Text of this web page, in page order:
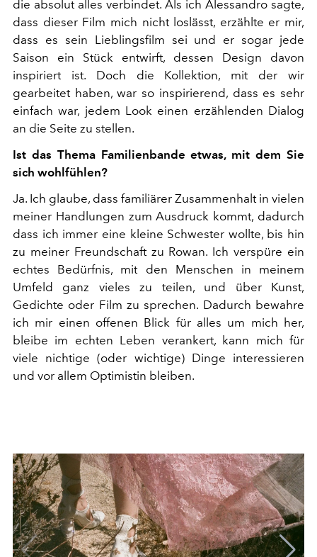
die absolut alles verbindet. Als ich Alessandro sagte,
dass dieser Film mich nicht loslässt, erzählte er mir,
dass es sein Lieblingsfilm sei und er sogar jede
Saison ein Stück entwirft, dessen Design davon
inspiriert ist. Doch die Kollektion, mit der wir
gearbeitet haben, war so inspirierend, dass es sehr
einfach war, jedem Look einen erzählenden Dialog
an die Seite zu stellen.
Ist das Thema Familienbande etwas, mit dem Sie
sich wohlfühlen?
Ja. Ich glaube, dass familiärer Zusammenhalt in vielen
meiner Handlungen zum Ausdruck kommt, dadurch
dass ich immer eine kleine Schwester wollte, bis hin
zu meiner Freundschaft zu Rowan. Ich verspüre ein
echtes Bedürfnis, mit den Menschen in meinem
Umfeld ganz vieles zu teilen, und über Kunst,
Gedichte oder Film zu sprechen. Dadurch bewahre
ich mir einen offenen Blick für alles um mich her,
bleibe im echten Leben verankert, kann mich für
viele nichtige (oder wichtige) Dinge interessieren
und vor allem Optimistin bleiben.